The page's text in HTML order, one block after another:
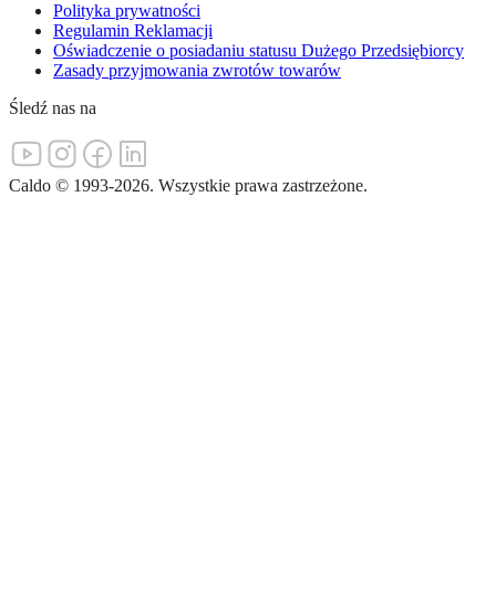
Polityka prywatności
Regulamin Reklamacji
Oświadczenie o posiadaniu statusu Dużego Przedsiębiorcy
Zasady przyjmowania zwrotów towarów
Śledź nas na
Caldo © 1993-2026. Wszystkie prawa zastrzeżone.